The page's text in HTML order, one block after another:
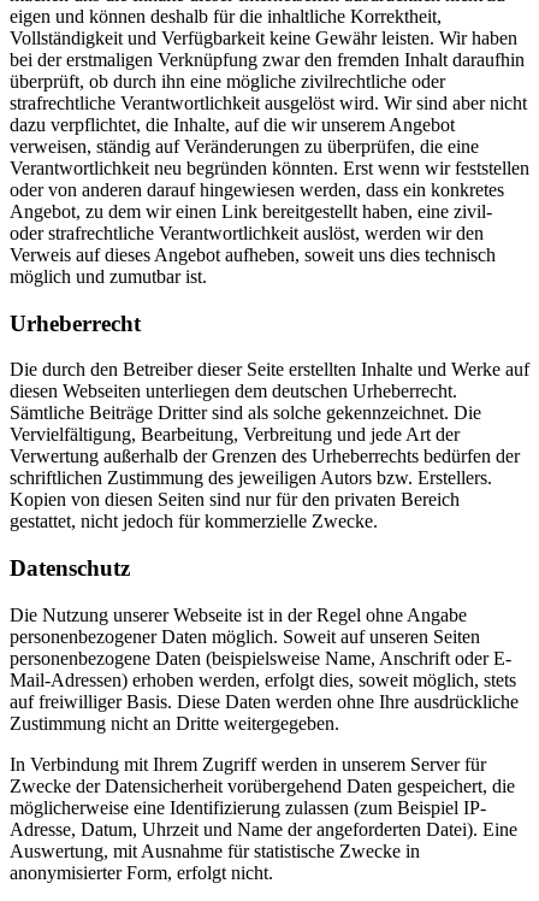
eigen und können deshalb für die inhaltliche Korrektheit,
Vollständigkeit und Verfügbarkeit keine Gewähr leisten. Wir haben
bei der erstmaligen Verknüpfung zwar den fremden Inhalt daraufhin
überprüft, ob durch ihn eine mögliche zivilrechtliche oder
strafrechtliche Verantwortlichkeit ausgelöst wird. Wir sind aber nicht
dazu verpflichtet, die Inhalte, auf die wir unserem Angebot
verweisen, ständig auf Veränderungen zu überprüfen, die eine
Verantwortlichkeit neu begründen könnten. Erst wenn wir feststellen
oder von anderen darauf hingewiesen werden, dass ein konkretes
Angebot, zu dem wir einen Link bereitgestellt haben, eine zivil-
oder strafrechtliche Verantwortlichkeit auslöst, werden wir den
Verweis auf dieses Angebot aufheben, soweit uns dies technisch
möglich und zumutbar ist.
Urheberrecht
Die durch den Betreiber dieser Seite erstellten Inhalte und Werke auf
diesen Webseiten unterliegen dem deutschen Urheberrecht.
Sämtliche Beiträge Dritter sind als solche gekennzeichnet. Die
Vervielfältigung, Bearbeitung, Verbreitung und jede Art der
Verwertung außerhalb der Grenzen des Urheberrechts bedürfen der
schriftlichen Zustimmung des jeweiligen Autors bzw. Erstellers.
Kopien von diesen Seiten sind nur für den privaten Bereich
gestattet, nicht jedoch für kommerzielle Zwecke.
Datenschutz
Die Nutzung unserer Webseite ist in der Regel ohne Angabe
personenbezogener Daten möglich. Soweit auf unseren Seiten
personenbezogene Daten (beispielsweise Name, Anschrift oder E-
Mail-Adressen) erhoben werden, erfolgt dies, soweit möglich, stets
auf freiwilliger Basis. Diese Daten werden ohne Ihre ausdrückliche
Zustimmung nicht an Dritte weitergegeben.
In Verbindung mit Ihrem Zugriff werden in unserem Server für
Zwecke der Datensicherheit vorübergehend Daten gespeichert, die
möglicherweise eine Identifizierung zulassen (zum Beispiel IP-
Adresse, Datum, Uhrzeit und Name der angeforderten Datei). Eine
Auswertung, mit Ausnahme für statistische Zwecke in
anonymisierter Form, erfolgt nicht.